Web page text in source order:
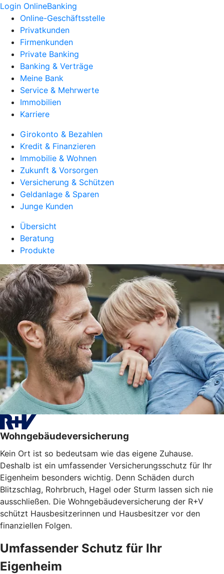
Login OnlineBanking
Online-Geschäftsstelle
Privatkunden
Firmenkunden
Private Banking
Banking & Verträge
Meine Bank
Service & Mehrwerte
Immobilien
Karriere
Girokonto & Bezahlen
Kredit & Finanzieren
Immobilie & Wohnen
Zukunft & Vorsorgen
Versicherung & Schützen
Geldanlage & Sparen
Junge Kunden
Übersicht
Beratung
Produkte
Wohngebäudeversicherung
Kein Ort ist so bedeutsam wie das eigene Zuhause.
Deshalb ist ein umfassender Versicherungsschutz für Ihr
Eigenheim besonders wichtig. Denn Schäden durch
Blitzschlag, Rohrbruch, Hagel oder Sturm lassen sich nie
ausschließen. Die Wohngebäudeversicherung der R+V
schützt Hausbesitzerinnen und Hausbesitzer vor den
finanziellen Folgen.
Umfassender Schutz für Ihr
Eigenheim